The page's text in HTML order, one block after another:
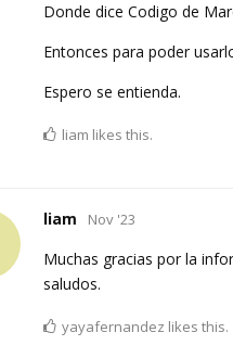
Donde dice Codigo de
Entonces para poder
Espero se entienda.
liam likes this.
liam Nov '23
Muchas gracias por la
saludos.
yayafernandez likes this.